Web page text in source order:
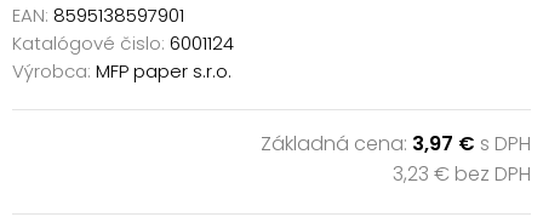
EAN: 8595138597901
Katalógové čislo: 6001124
Výrobca: MFP paper s.r.o.
Základná cena: 3,97 € s DPH
3,23 € bez DPH